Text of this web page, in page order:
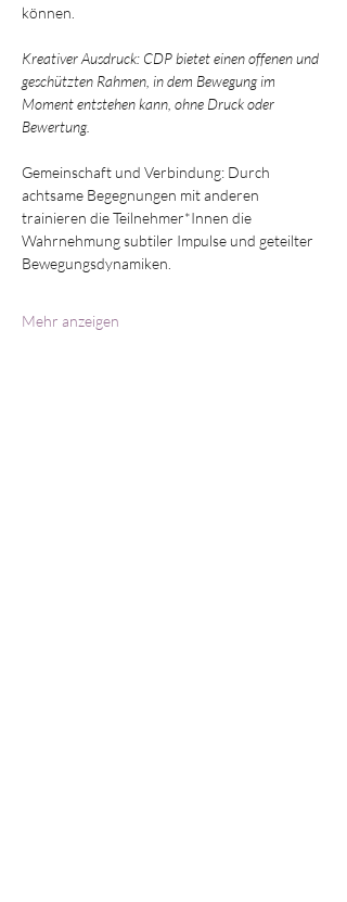
können.
Kreativer Ausdruck: CDP bietet einen offenen und
geschützten Rahmen, in dem Bewegung im
Moment entstehen kann, ohne Druck oder
Bewertung.
Gemeinschaft und Verbindung: Durch
achtsame Begegnungen mit anderen
trainieren die Teilnehmer*Innen die
Wahrnehmung subtiler Impulse und geteilter
Bewegungsdynamiken.
Mehr anzeigen